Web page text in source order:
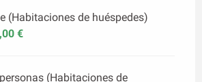
(Habitaciones de huéspedes)
€
(Habitaciones de